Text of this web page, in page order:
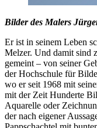
Bilder des Malers
Er ist in seinem Leben
Melzer. Und damit sind
gemeint – von seiner
der Hochschule für
wo er seit 1968 mit
mit der Zeit Hunderte
Aquarelle oder
der nach eigener